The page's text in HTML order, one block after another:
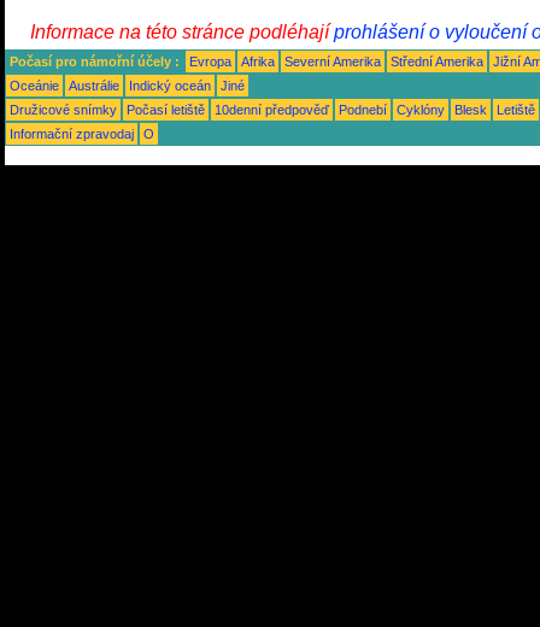
Informace na této stránce podléhajíprohlášení o vyloučení
Počasí pro námořní účely : Evropa Afrika Severní Amerika Střední Amerika
Jižní
Oceánie
Austrálie Indický oceán
Jiné
Družicové snímky
Počasí letiště 10denní předpověď Podnebí Cyklóny Blesk
Letiště
Informační zpravodaj
O